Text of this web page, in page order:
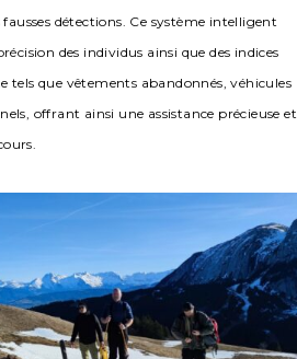
détections. Ce système intelligent
des individus ainsi que des indices
tels que vêtements abandonnés, véhicules
offrant ainsi une assistance précieuse et